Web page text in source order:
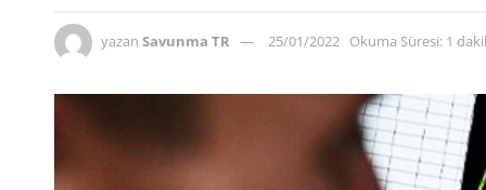
yazan Savunma TR 25/01/2022 Okuma Süresi: 1